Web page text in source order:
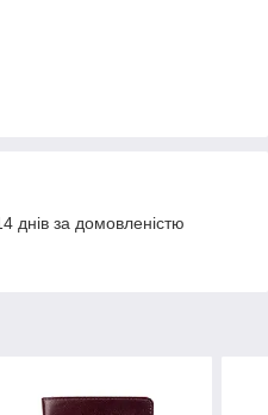
днів за домовленістю